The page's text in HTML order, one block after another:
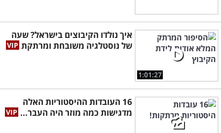
1:01:27
איך נולדו הקיבוצים בישראל? שעה
של נוסטלגיה משובחת ומרתקת
16 העובדות ההיסטוריות האלה
מדגישות כמה מוזר היה העבר...